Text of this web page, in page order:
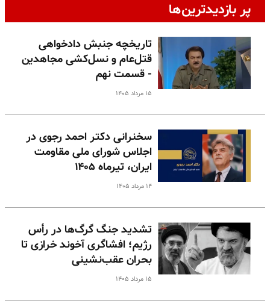
پر بازدیدترین‌ها
تاریخچه جنبش دادخواهی
قتل‌عام و نسل‌کشی مجاهدین
- قسمت نهم
۱۵ مرداد ۱۴۰۵
سخنرانی دکتر احمد رجوی در
اجلاس شورای ملی مقاومت
ایران، تیرماه ۱۴۰۵
۱۴ مرداد ۱۴۰۵
تشدید جنگ گرگ‌ها در رأس
رژیم؛ افشاگری آخوند خرازی تا
بحران عقب‌نشینی
۱۵ مرداد ۱۴۰۵